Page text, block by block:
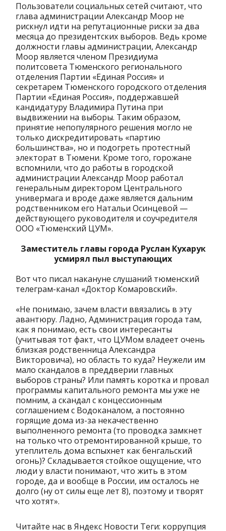
Пользователи социальных сетей считают, что
глава администрации Александр Моор не
рискнул идти на репутационные риски за два
месяца до президентских выборов. Ведь кроме
должности главы администрации, Александр
Моор является членом Президиума
политсовета Тюменского регионального
отделения Партии «Единая Россия» и
секретарем Тюменского городского отделения
Партии «Единая Россия», поддержавшей
кандидатуру Владимира Путина при
выдвижении на выборы. Таким образом,
принятие непопулярного решения могло не
только дискредитировать «партию
большинства», но и подогреть протестный
электорат в Тюмени. Кроме того, горожане
вспомнили, что до работы в городской
администрации Александр Моор работал
генеральным директором Центрального
универмага и вроде даже является дальним
родственником его Натальи Осинцевой —
действующего руководителя и соучредителя
ООО «Тюменский ЦУМ».
Заместитель главы города Руслан Кухарук
усмирял пыл выступающих
Вот что писал накануне слушаний тюменский
телеграм-канал «Доктор Комаровский».
«Не понимаю, зачем власти ввязались в эту
авантюру. Ладно, Администрация города там,
как я понимаю, есть свои интересанты
(учитывая тот факт, что ЦУМом владеет очень
близкая родственница Александра
Викторовича), но область то куда? Неужели им
мало скандалов в преддверии главных
выборов страны? Или память коротка и провал
программы капитального ремонта мы уже не
помним, а скандал с концессионным
соглашением с Водоканалом, а постоянно
горящие дома из-за некачественно
выполненного ремонта (то проводка замкнет
на только что отремонтированной крыше, то
утеплитель дома вспыхнет как бенгальский
огонь)? Складывается стойкое ощущение, что
люди у власти понимают, что жить в этом
городе, да и вообще в России, им осталось не
долго (ну от силы еще лет 8), поэтому и творят
что хотят».
Читайте нас в Яндекс Новости Теги: коррупция